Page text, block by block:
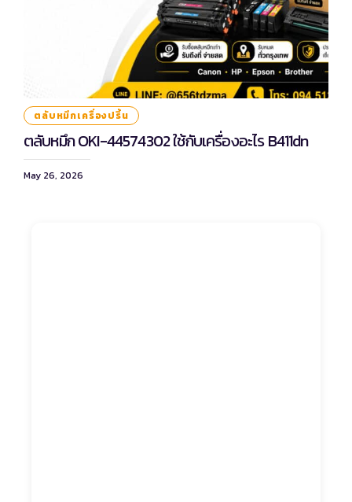
ตลับหมึกเครื่องปริ้น
ตลับหมึก OKI-44574302 ใช้กับเครื่องอะไร B411dn
May 26, 2026